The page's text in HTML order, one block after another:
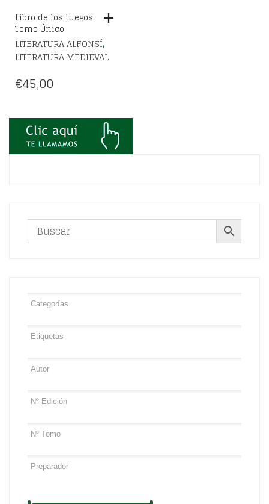
Libro de los juegos.
Tomo Único
LITERATURA ALFONSÍ,
LITERATURA MEDIEVAL
€45,00